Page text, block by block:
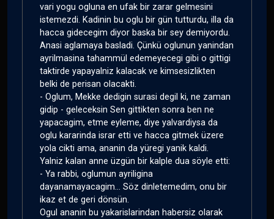
vari yogu ogluna en ufak bir zarar gelmesini
istemezdi. Kadinin bu oglu bir gün tutturdu, illa da
hacca gidecegim diyor baska bir sey demiyordu.
Anasi aglamaya basladi. Çünkü oglunun yanindan
ayrilmasina tahammül edemeyecegi gibi o gittigi
taktirde yapayalniz kalacak ve kimsesizlikten
belki de perisan olacakti.
- Oglum, Mekke dedigin surasi degil ki, ne zaman
gidip - geleceksin Sen gittikten sonra ben ne
yapacagim, etme eyleme, diye yalvardiysa da
oglu kararinda israr etti ve hacca gitmek üzere
yola cikti ama, ananin da yüregi yanik kaldi.
Yalniz kalan anne üzgün bir kalple dua söyle etti:
- Ya rabbi, oglumun ayriligina
dayanamayacagim... Söz dinletemedim, onu bir
ikaz et de geri dönsün.
Ogul ananin bu yakarislarindan habersiz olarak